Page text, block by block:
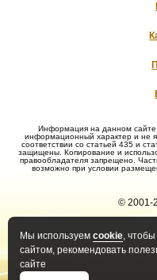
Мы используем cookie, чтобы
сайтом, рекомендовать
сайте
Информация на данном сайте
информационный характер и не
соответствии со статьей 435 и
защищены. Копирование и
правообладателя запрещено.
возможно при условии
© 2001-
Политика
Положение о защите и